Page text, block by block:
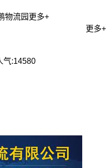
物流园 更多+
更多+
气:14580